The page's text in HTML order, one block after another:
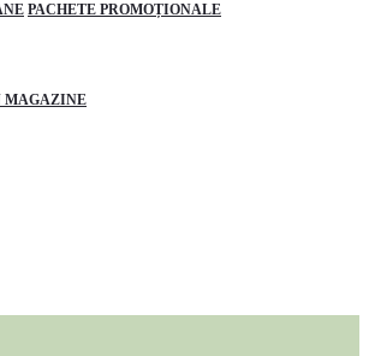
PACHETE PROMOȚIONALE
MAGAZINE